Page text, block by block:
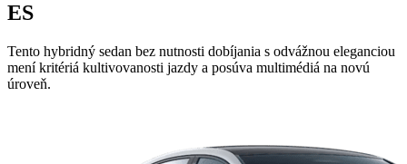
ES
Tento hybridný sedan bez nutnosti dobíjania s odvážnou eleganciou
mení kritériá kultivovanosti jazdy a posúva multimédiá na novú
úroveň.